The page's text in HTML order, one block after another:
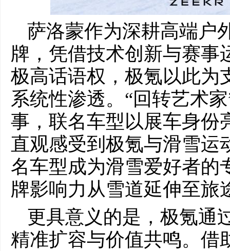
萨洛蒙作为深耕高端户
牌，凭借技术创新与赛事
极高话语权，极氪以此为
系统性渗透。“回转艺术
事，联名车型以展车身份
直观感受到极氪与滑雪运
名车型成为滑雪爱好者的
牌影响力从雪道延伸至旅
更具意义的是，极氪通
精准扩容与价值共鸣。借